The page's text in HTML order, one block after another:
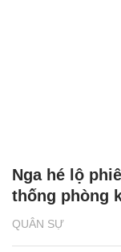
QUÂN SỰ
Nga hé lộ
thống phòng